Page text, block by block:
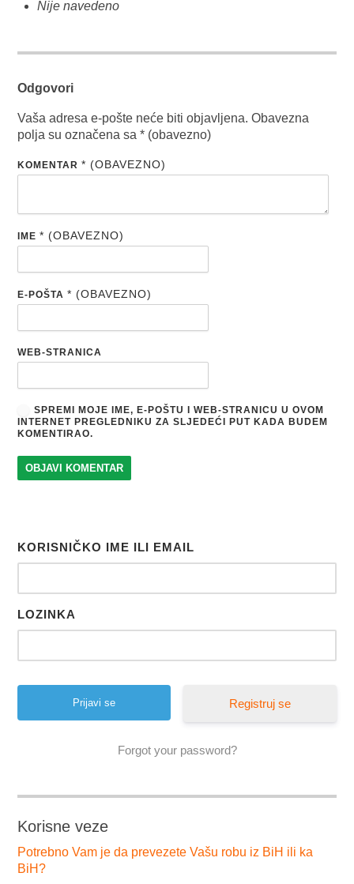
Nije navedeno
Odgovori
Vaša adresa e-pošte neće biti objavljena. Obavezna
polja su označena sa* (obavezno)
KOMENTAR* (OBAVEZNO)
IME* (OBAVEZNO)
E-POŠTA* (OBAVEZNO)
WEB-STRANICA
SPREMI MOJE IME, E-POŠTU I WEB-STRANICU U OVOM
INTERNET PREGLEDNIKU ZA SLJEDEĆI PUT KADA BUDEM
KOMENTIRAO.
KORISNIČKO IME ILI EMAIL
LOZINKA
Registruj se
Forgot your password?
Korisne veze
Potrebno Vam je da prevezete Vašu robu iz BiH ili ka
BiH?